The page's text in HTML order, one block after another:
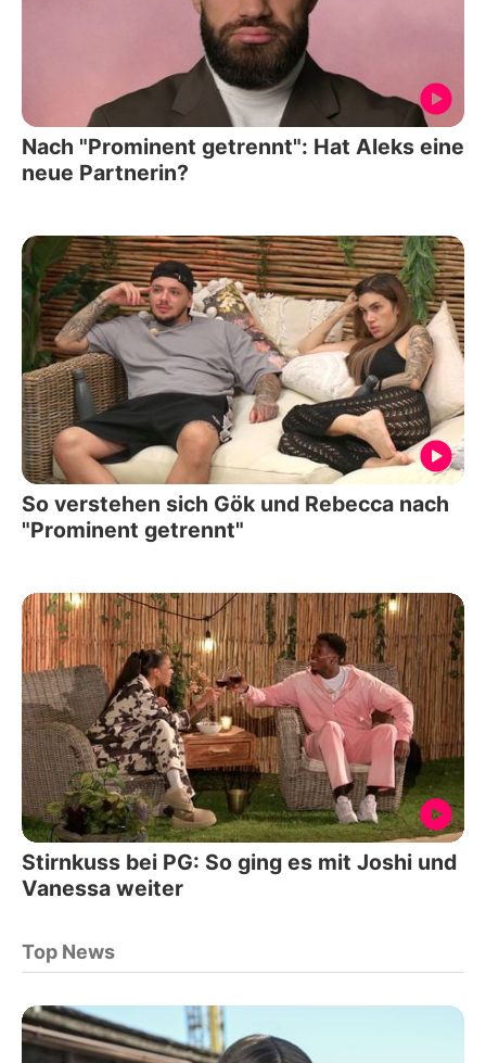
Nach "Prominent getrennt": Hat Aleks eine
neue Partnerin?
So verstehen sich Gök und Rebecca nach
"Prominent getrennt"
Stirnkuss bei PG: So ging es mit Joshi und
Vanessa weiter
Top News